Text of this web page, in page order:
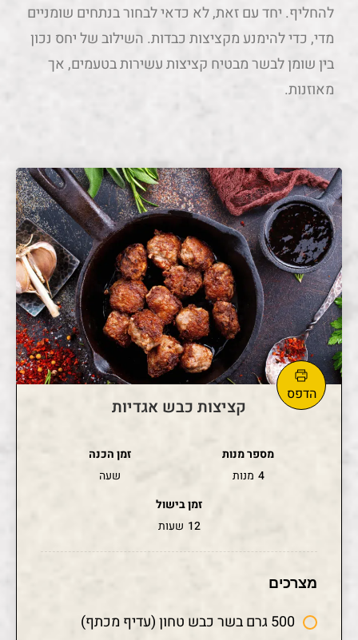
להחליף. יחד עם זאת, לא כדאי לבחור בנתחים שומניים
מדי, כדי להימנע מקציצות כבדות. השילוב של יחס נכון
בין שומן לבשר מבטיח קציצות עשירות בטעמים, אך
מאוזנות.
קציצות כבש אגדיות
מספר מנות
4 מנות
זמן הכנה
שעה
זמן בישול
12 שעות
מצרכים
500 גרם בשר כבש טחון (עדיף מכתף)